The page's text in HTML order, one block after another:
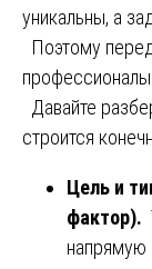
уникальны, а
Поэтому
Давайте
строится
Цель и
фактор).
напрямую